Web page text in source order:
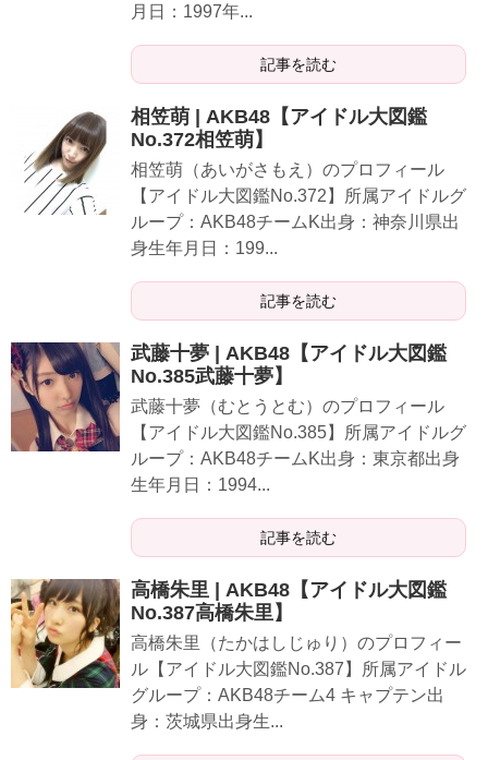
月日：1997年...
記事を読む
相笠萌 | AKB48【アイドル大図鑑
No.372相笠萌】
相笠萌（あいがさもえ）のプロフィール
【アイドル大図鑑No.372】所属アイドルグ
ループ：AKB48チームK出身：神奈川県出
身生年月日：199...
記事を読む
武藤十夢 | AKB48【アイドル大図鑑
No.385武藤十夢】
武藤十夢（むとうとむ）のプロフィール
【アイドル大図鑑No.385】所属アイドルグ
ループ：AKB48チームK出身：東京都出身
生年月日：1994...
記事を読む
高橋朱里 | AKB48【アイドル大図鑑
No.387高橋朱里】
高橋朱里（たかはしじゅり）のプロフィー
ル【アイドル大図鑑No.387】所属アイドル
グループ：AKB48チーム4 キャプテン出
身：茨城県出身生...